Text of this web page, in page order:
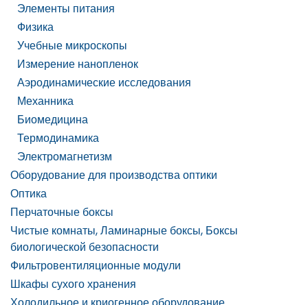
Элементы питания
Физика
Учебные микроскопы
Измерение нанопленок
Аэродинамические исследования
Механника
Биомедицина
Термодинамика
Электромагнетизм
Оборудование для производства оптики
Оптика
Перчаточные боксы
Чистые комнаты, Ламинарные боксы, Боксы
биологической безопасности
Фильтровентиляционные модули
Шкафы сухого хранения